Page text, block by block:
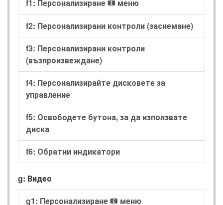
f1: Персонализиране i меню
f2: Персонализирани контроли (заснемане)
f3: Персонализирани контроли
(възпроизвеждане)
f4: Персонализирайте дисковете за
управление
f5: Освободете бутона, за да използвате
диска
f6: Обратни индикатори
g: Видео
g1: Персонализиране i меню